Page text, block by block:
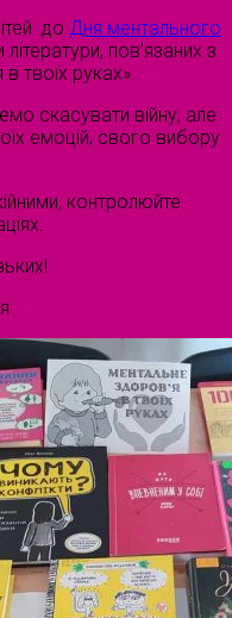
до Дня ментального
пов’язаних з
твоїх руках».
скасувати війну, але
емоцій, свого вибору
контролюйте